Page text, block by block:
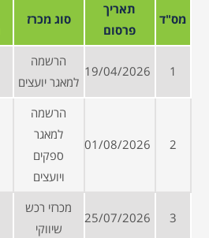
מס"ד
תאריך
פרסום
סוג מכרז
1
19/04/2026
הרשמה
למאגר יועצים
2
01/08/2026
הרשמה
למאגר
ספקים
ויועצים
3
25/07/2026
מכרזי רכש
שיווקי